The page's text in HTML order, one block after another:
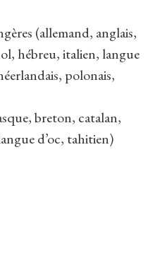
(allemand, anglais,
hébreu, italien, langue
polonais,
breton, catalan,
d’oc, tahitien)